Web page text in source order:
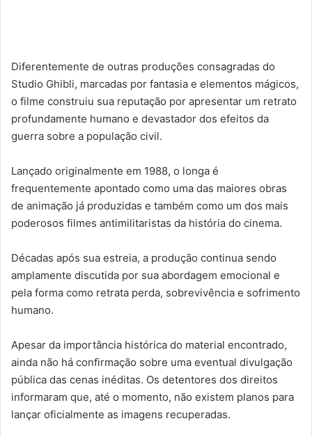
Diferentemente de outras produções consagradas do
Studio Ghibli, marcadas por fantasia e elementos mágicos,
o filme construiu sua reputação por apresentar um retrato
profundamente humano e devastador dos efeitos da
guerra sobre a população civil.
Lançado originalmente em 1988, o longa é
frequentemente apontado como uma das maiores obras
de animação já produzidas e também como um dos mais
poderosos filmes antimilitaristas da história do cinema.
Décadas após sua estreia, a produção continua sendo
amplamente discutida por sua abordagem emocional e
pela forma como retrata perda, sobrevivência e sofrimento
humano.
Apesar da importância histórica do material encontrado,
ainda não há confirmação sobre uma eventual divulgação
pública das cenas inéditas. Os detentores dos direitos
informaram que, até o momento, não existem planos para
lançar oficialmente as imagens recuperadas.